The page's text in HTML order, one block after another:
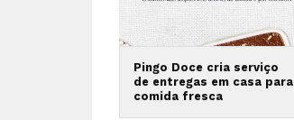
Pingo Doce cria serviço
de entregas em casa para
comida fresca